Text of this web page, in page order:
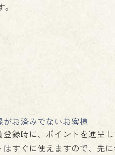
がお済みでないお客様
録時に、ポイントを進呈し
はすぐに使えますので、先